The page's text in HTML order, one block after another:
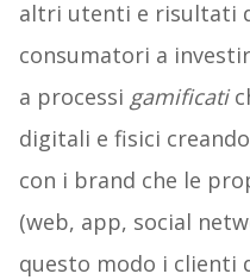
altri utenti e risultati
consumatori a
a processi gamificati
digitali e fisici
con i brand che le
(web, app, social
questo modo i clienti